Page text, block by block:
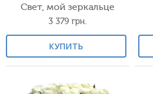
Свет, мой зеркальце
3 379 грн.
КУПИТЬ